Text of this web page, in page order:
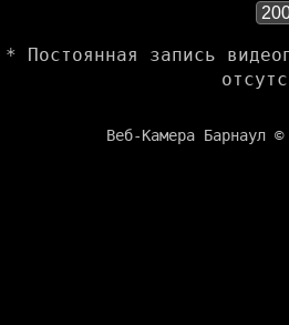
* Постоянная запись
Веб-Камера Барнаул